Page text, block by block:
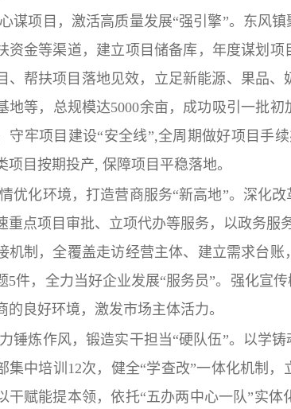
谋项目，激活高质量发展“强引擎”。东风
资金等渠道，建立项目储备库，年度谋划
、帮扶项目落地见效，立足新能源、果品
地等，总规模达5000余亩，成功吸引一批
守牢项目建设“安全线”,全周期做好项目手
项目按期投产, 保障项目平稳落地。
优化环境，打造营商服务“新高地”。深化
重点项目审批、立项代办等服务，以政务服
机制，全覆盖走访经营主体、建立需求台
5件，全力当好企业发展“服务员”。强化宣
的良好环境，激发市场主体活力。
锤炼作风，锻造实干担当“硬队伍”。以学
集中培训12次，健全“学查改”一体化机制
干赋能提本领，依托“五办两中心一队”实